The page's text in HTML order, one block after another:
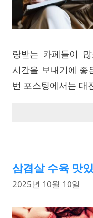
랑받는 카페들이
시간을 보내기에 좋
번 포스팅에서는 대
삼겹살 수육 맛
2025년 10월 10일